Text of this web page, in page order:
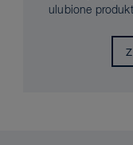
ulubione